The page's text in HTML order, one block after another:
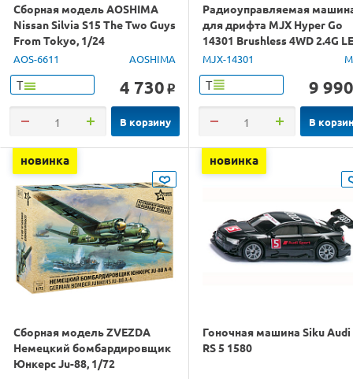
Сборная модель AOSHIMA
Nissan Silvia S15 The Two Guys
From Tokyo, 1/24
AOS-6611 AOSHIMA
Т 4 730 o
В корзину
Радиоуправляемая
для дрифта MJX Hyper Go
14301 Brushless 4WD 2.4G
1/14 RTR
MJX-14301
Т 9 990
В
новинка
Сборная модель ZVEZDA
Немецкий бомбардировщик
Юнкерс Ju-88, 1/72
новинка
Гоночная машина Siku Audi
RS 5 1580